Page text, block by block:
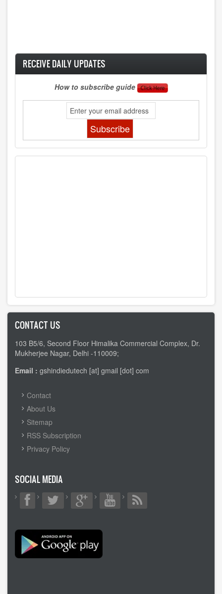
RECEIVE DAILY UPDATES
How to subscribe guide
CONTACT US
103 B5/6, Second Floor Himalika Commercial Complex, Dr.
Mukherjee Nagar, Delhi -110009;
Email : gshindiedutech [at] gmail [dot] com
FOOTER
MENU
Contact
About Us
Sitemap
RSS Subscription
Privacy Policy
SOCIAL MEDIA